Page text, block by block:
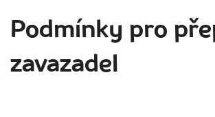
Podmínky pro
zavazadel